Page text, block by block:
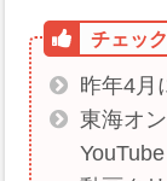
昨年4月
東海オ